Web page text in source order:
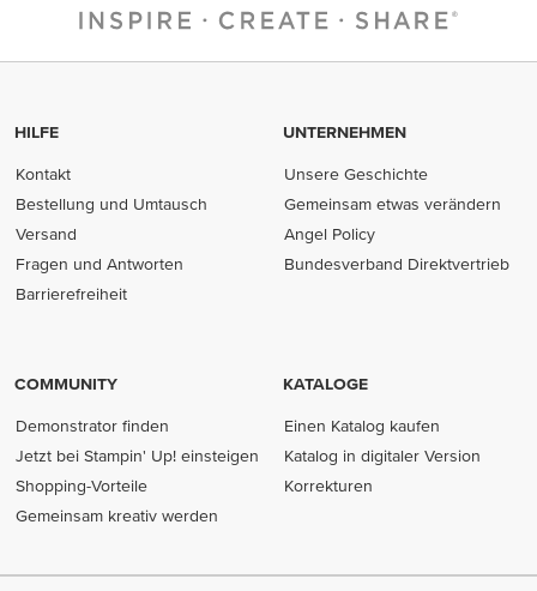
HILFE
Kontakt
Bestellung und Umtausch
Versand
Fragen und Antworten
Barrierefreiheit
UNTERNEHMEN
Unsere Geschichte
Gemeinsam etwas verändern
Angel Policy
Bundesverband Direktvertrieb
COMMUNITY
Demonstrator finden
Jetzt bei Stampin' Up! einsteigen
Shopping-Vorteile
Gemeinsam kreativ werden
KATALOGE
Einen Katalog kaufen
Katalog in digitaler Version
Korrekturen